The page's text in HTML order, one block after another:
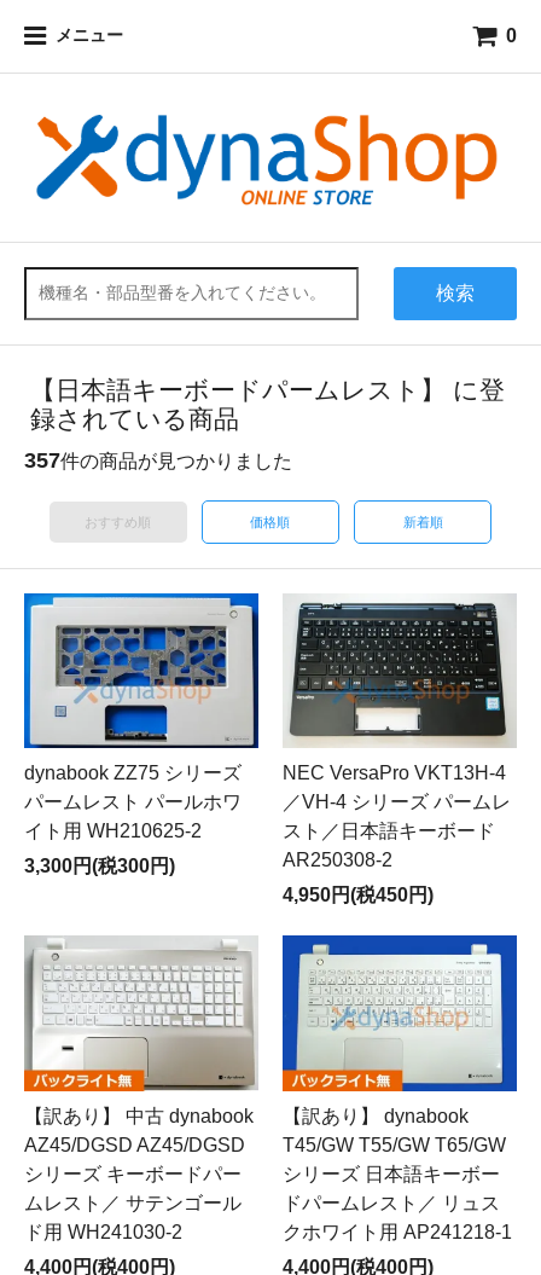
メニュー 0
検索
【日本語キーボードパームレスト】 に登
録されている商品
357件の商品が見つかりました
おすすめ順 価格順 新着順
dynabook ZZ75 シリーズ
パームレスト パールホワ
イト用 WH210625-2
3,300円(税300円)
NEC VersaPro VKT13H-4
／VH-4 シリーズ パームレ
スト／日本語キーボード
AR250308-2
4,950円(税450円)
【訳あり】 中古 dynabook
AZ45/DGSD AZ45/DGSD
シリーズ キーボードパー
ムレスト／ サテンゴール
ド用 WH241030-2
4,400円(税400円)
【訳あり】 dynabook
T45/GW T55/GW T65/GW
シリーズ 日本語キーボー
ドパームレスト／ リュス
クホワイト用 AP241218-1
4,400円(税400円)